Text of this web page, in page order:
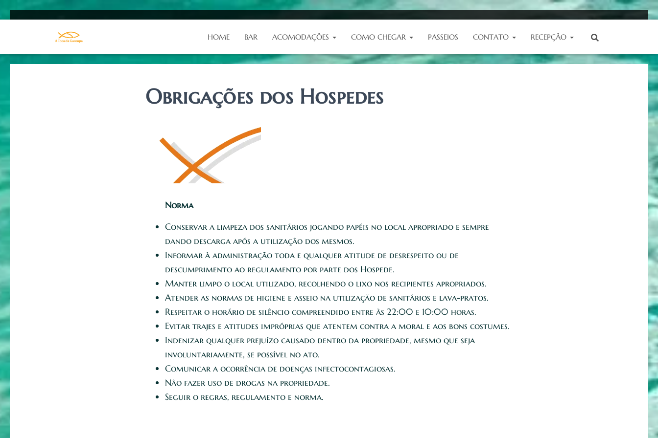
HOME BAR ACOMODAÇÕES COMO CHEGAR PASSEIOS CONTATO RECEPÇÃO
Obrigações dos Hospedes
Norma
Conservar a limpeza dos sanitários jogando papéis no local apropriado e sempre
dando descarga após a utilização dos mesmos.
Informar à administração toda e qualquer atitude de desrespeito ou de
descumprimento ao regulamento por parte dos Hospede.
Manter limpo o local utilizado, recolhendo o lixo nos recipientes apropriados.
Atender as normas de higiene e asseio na utilização de sanitários e lava-pratos.
Respeitar o horário de silêncio compreendido entre às 22:00 e 10:00 horas.
Evitar trajes e atitudes impróprias que atentem contra a moral e aos bons costumes.
Indenizar qualquer prejuízo causado dentro da propriedade, mesmo que seja
involuntariamente, se possível no ato.
Comunicar a ocorrência de doenças infectocontagiosas.
Não fazer uso de drogas na propriedade.
Seguir o regras, regulamento e norma.